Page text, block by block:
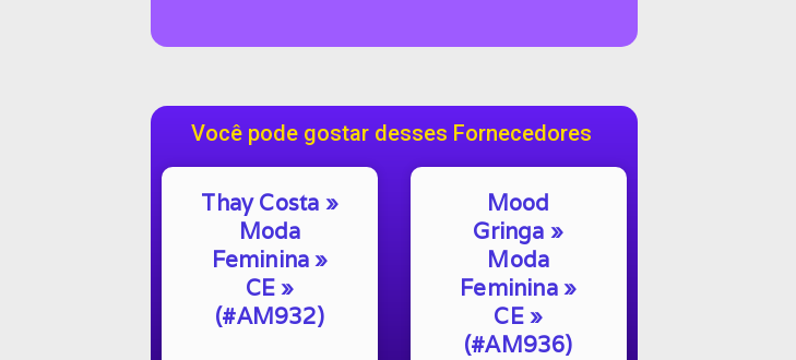
Você pode gostar desses Fornecedores
Thay Costa »
Moda
Feminina »
CE »
(#AM932)
Mood
Gringa »
Moda
Feminina »
CE »
(#AM936)